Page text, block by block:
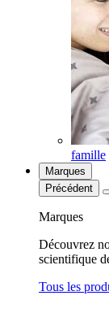
famille
Marques
Précédent
Marques
Découvrez
scientifique
Tous les